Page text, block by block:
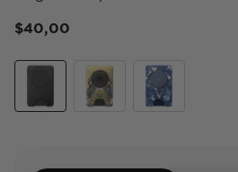
$40,00